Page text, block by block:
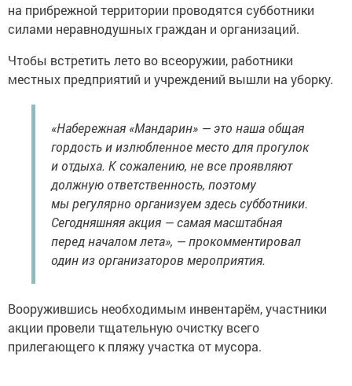
на прибрежной территории проводятся субботники
силами неравнодушных граждан и организаций.
Чтобы встретить лето во всеоружии, работники
местных предприятий и учреждений вышли на уборку.
«Набережная «Мандарин» — это наша общая
гордость и излюбленное место для прогулок
и отдыха. К сожалению, не все проявляют
должную ответственность, поэтому
мы регулярно организуем здесь субботники.
Сегодняшняя акция — самая масштабная
перед началом лета», — прокомментировал
один из организаторов мероприятия.
Вооружившись необходимым инвентарём, участники
акции провели тщательную очистку всего
прилегающего к пляжу участка от мусора.